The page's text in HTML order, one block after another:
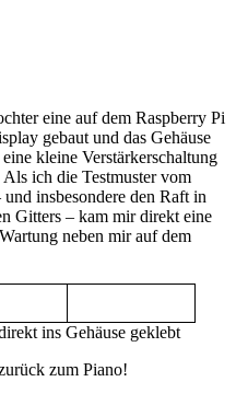
eine auf dem Raspberry Pi
gebaut und das Gehäuse
kleine Verstärkerschaltung
ich die Testmuster vom
insbesondere den Raft in
Gitters – kam mir direkt eine
neben mir auf dem
ins Gehäuse geklebt
zum Piano!